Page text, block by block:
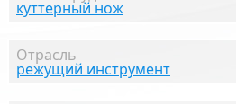
куттерный нож
Отрасль
режущий инструмент